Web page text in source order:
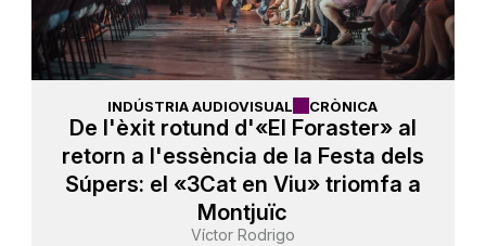
INDÚSTRIA AUDIOVISUAL CRÒNICA
De l'èxit rotund d'«El Foraster» al
retorn a l'essència de la Festa dels
Súpers: el «3Cat en Viu» triomfa a
Montjuïc
Víctor Rodrigo